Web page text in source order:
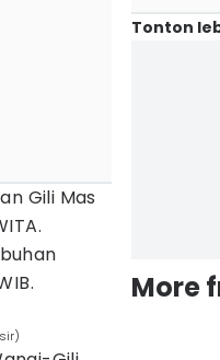
Gili Mas
Tonton
More